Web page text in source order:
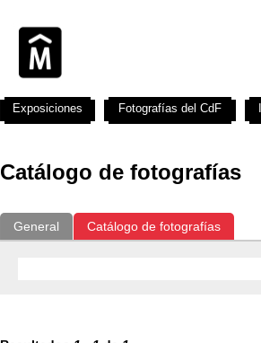
Catálogo de fotografías
General Catálogo de fotografías
Exposiciones Fotografías del CdF